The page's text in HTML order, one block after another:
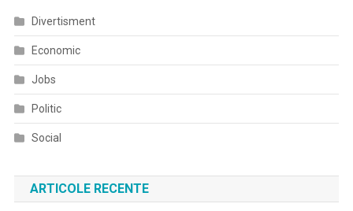
Divertisment
Economic
Jobs
Politic
Social
ARTICOLE RECENTE